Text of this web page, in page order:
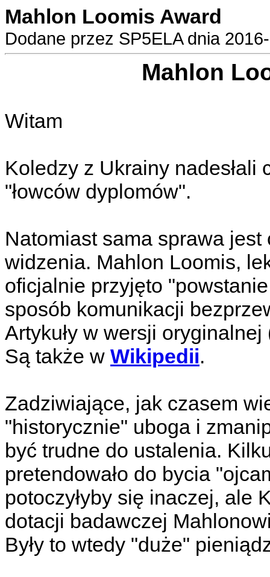
Mahlon Loomis Award
Dodane przez SP5ELA dnia
Mahlon
Witam
Koledzy z Ukrainy nadesłali
"łowców dyplomów".
Natomiast sama sprawa
widzenia. Mahlon Loomis,
oficjalnie przyjęto
sposób komunikacji
Artykuły w wersji oryginalnej
Są także w Wikipedii.
Zadziwiające, jak czasem
"historycznie" uboga i
być trudne do ustalenia.
pretendowało do bycia
potoczyłyby się inaczej, ale
dotacji badawczej
Były to wtedy "duże"